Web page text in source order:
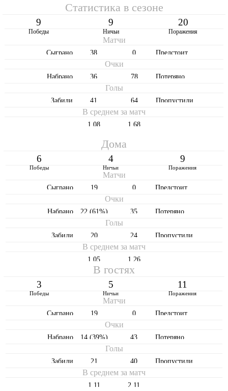
Статистика в сезоне
9 9 20
Победы Ничьи Поражения
Матчи
Cыграно 38 Предстоит
0
Очки
Набрано 36 Потеряно
78
Голы
Забили 41 Пропустили
64
В среднем за матч
1,08 1,68
Дома
6 4 9
Победы Ничьи Поражения
Матчи
Cыграно 19 Предстоит
0
Очки
Набрано 22 (61%) Потеряно
35
Голы
Забили 20 Пропустили
24
В среднем за матч
1,05 1,26
В гостях
3 5 11
Победы Ничьи Поражения
Матчи
Cыграно 19 Предстоит
0
Очки
Набрано 14 (39%) Потеряно
43
Голы
Забили 21 Пропустили
40
В среднем за матч
1,11 2,11